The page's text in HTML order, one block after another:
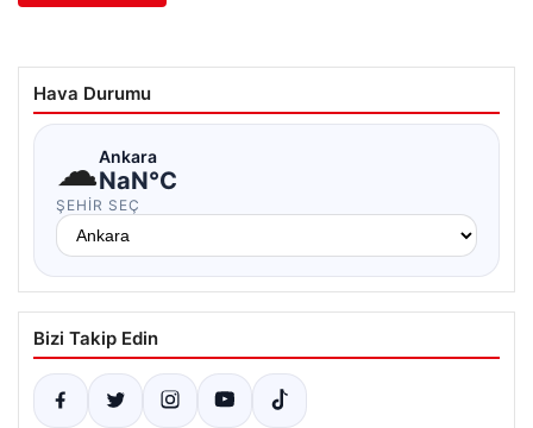
Hava Durumu
☁Ankara
NaN°C
ŞEHIR SEÇ
Bizi Takip Edin